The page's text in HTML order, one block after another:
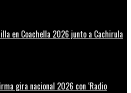
en Coachella 2026 junto a Cachirula
gira nacional 2026 con ‘Radio